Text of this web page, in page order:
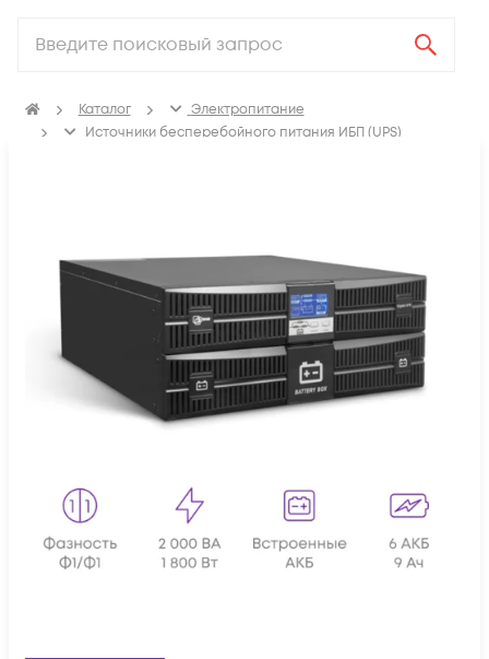
Каталог
Электропитание
Источники бесперебойного питания ИБП (UPS)